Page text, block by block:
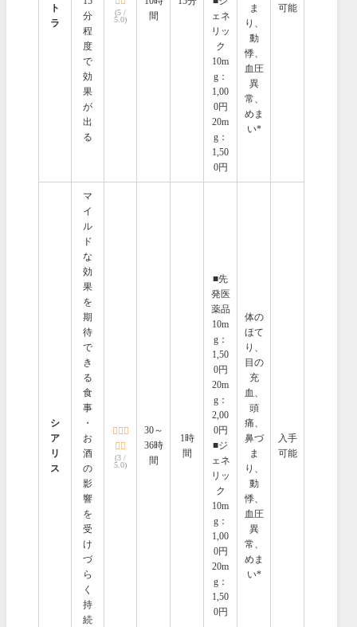
ト
ラ
分
程
度
で
効
果
が
出
る
(5 /
5.0)
間
ェネ
リッ
ク
10m
g：
1,00
0円
20m
g：
1,50
0円
ま
り、
動
悸、
血圧
異
常、
めま
い*
可能
シ
ア
リ
ス
マ
イ
ル
ド
な
効
果
を
期
待
で
き
る
食
事
・
お
酒
の
影
響
を
受
け
づ
ら
く
持
続
(3 /
5.0)
30～
36時
間
1時
間
■先
発医
薬品
10m
g：
1,50
0円
20m
g：
2,00
0円
■ジ
ェネ
リッ
ク
10m
g：
1,00
0円
20m
g：
1,50
0円
体の
ほて
り、
目の
充
血、
頭
痛、
鼻づ
ま
り、
動
悸、
血圧
異
常、
めま
い*
入手
可能